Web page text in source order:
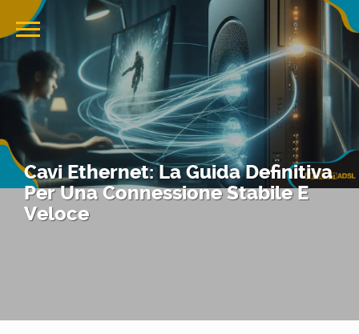
Cavi Ethernet: La Guida Definitiva
Per Una Connessione Stabile E
Veloce